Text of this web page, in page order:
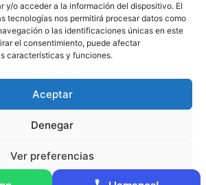
y/o acceder a la información del dispositivo. El
tecnologías nos permitirá procesar datos como
o las identificaciones únicas en este
el consentimiento, puede afectar
características y funciones.
Aceptar
Denegar
Ver preferencias
/ Débito Amazon Pay Klarna Link